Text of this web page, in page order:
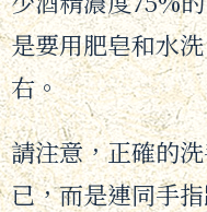
是要用肥皂和水
右。
請注意，正確的
已，而是連同手